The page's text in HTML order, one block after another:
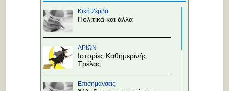
Κική Ζέρβα
Πολιτικά και άλλα
ΑΡΙΩΝ
Ιστορίες Καθημερινής
Τρέλας
Επισημάνσεις